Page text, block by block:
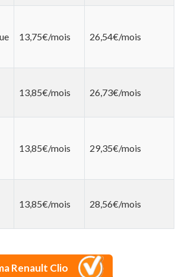
13,75€/mois 26,54€/mois
13,85€/mois 26,73€/mois
13,85€/mois 29,35€/mois
13,85€/mois 28,56€/mois
Renault Clio